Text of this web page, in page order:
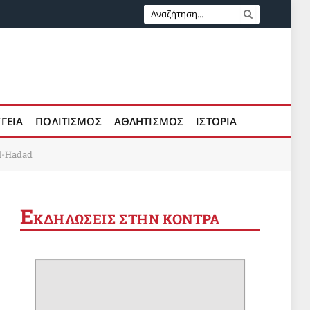
ΠΟΛΙΤΙΣΜΟΣ ΑΘΛΗΤΙΣΜΟΣ ΙΣΤΟΡΙΑ
Hadad
ΕΚΔΗΛΩΣΕΙΣ ΣΤΗΝ ΚΟΝΤΡΑ